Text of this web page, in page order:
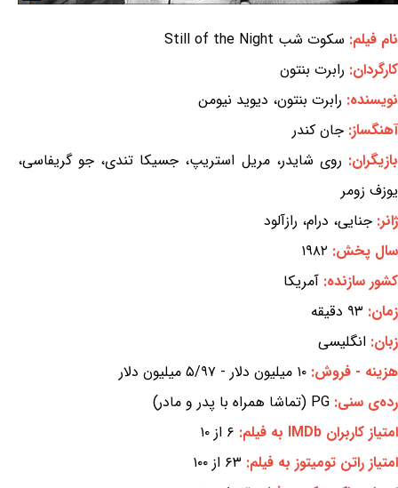
نام فیلم: سکوت شب Still of the Night
کارگردان: رابرت بنتون
نویسنده: رابرت بنتون، دیوید نیومن
آهنگساز: جان کندر
بازیگران: روی شایدر، مریل استریپ، جسیکا تندی، جو گریفاسی،
یوزف زومر
ژانر: جنایی، درام، رازآلود
سال پخش: ۱۹۸۲
کشور سازنده: آمریکا
زمان: ۹۳ دقیقه
زبان: انگلیسی
هزینه - فروش: ۱۰ میلیون دلار - ۵/۹۷ میلیون دلار
رده‌ی سنی: PG (تماشا همراه با پدر و مادر)
امتیاز کاربران IMDb به فیلم:
۶ از ۱۰
امتیاز راتن تومیتوز به فیلم: ۶۳ از ۱۰۰